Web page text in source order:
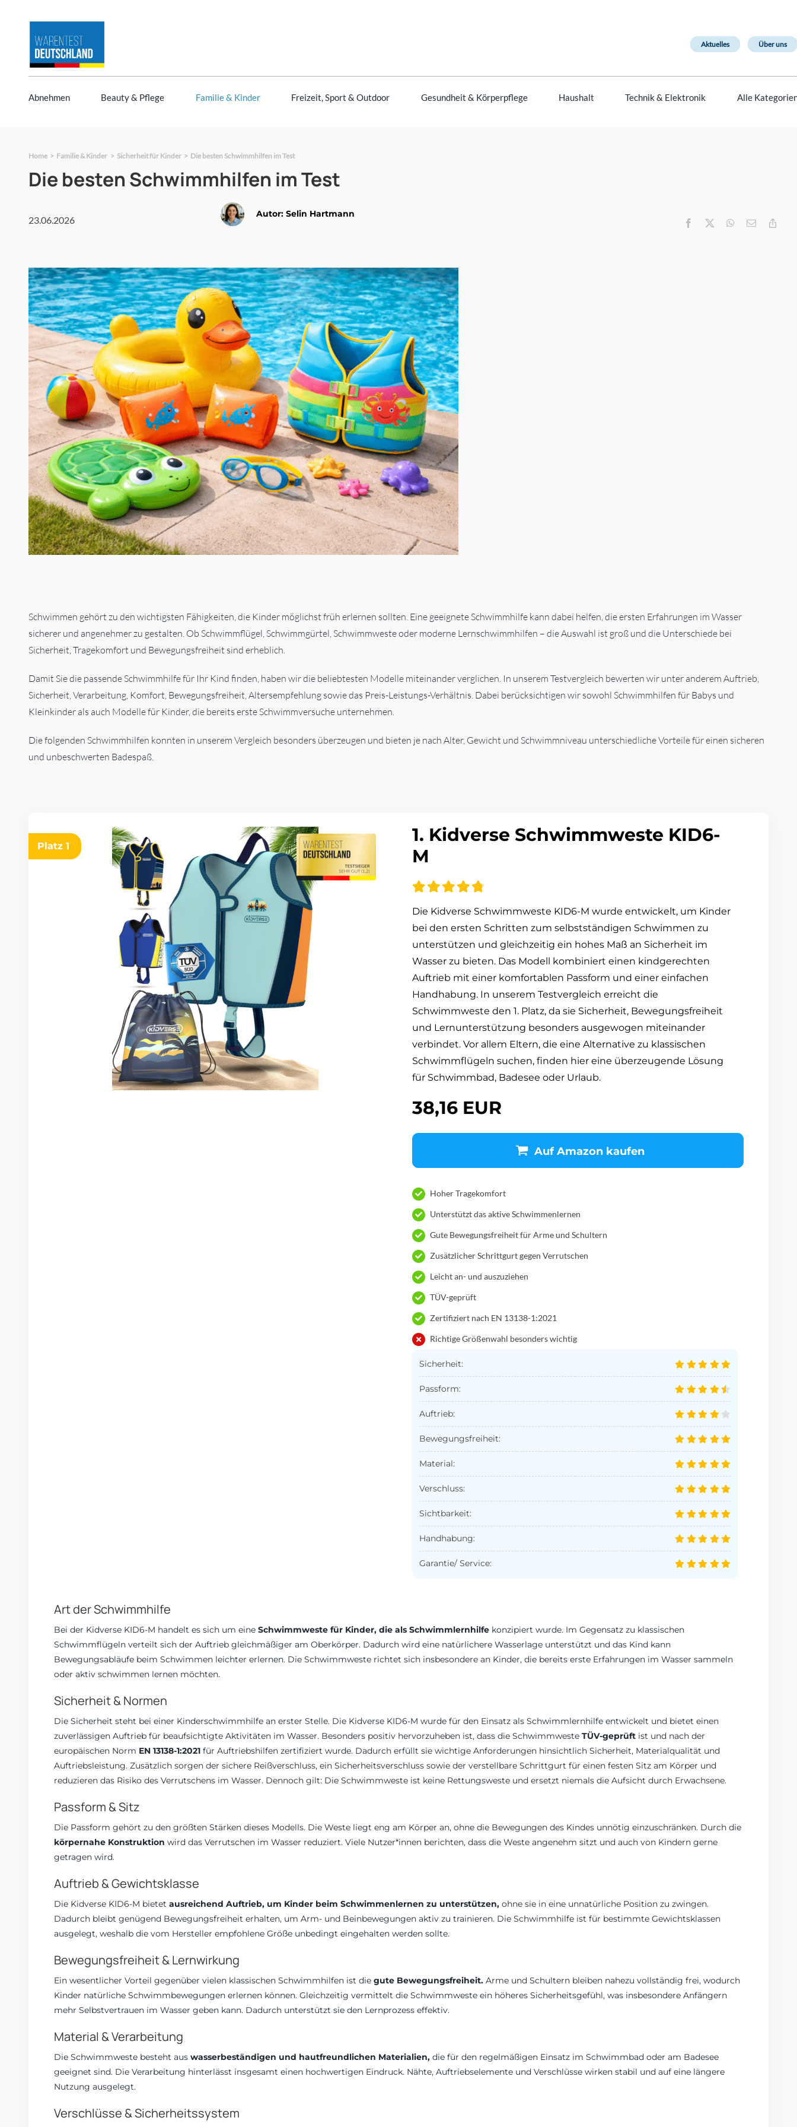
Aktuelles Über uns
Abnehmen Beauty & Pflege Familie & Kinder Freizeit, Sport & Outdoor Gesundheit & Körperpflege Haushalt Technik & Elektronik Alle
Home Familie & Kinder Sicherheit für Kinder Die besten Schwimmhilfen im Test
Die besten Schwimmhilfen im Test
23.06.2026
Autor: Selin Hartmann
Schwimmen gehört zu den wichtigsten Fähigkeiten, die Kinder möglichst früh erlernen sollten. Eine geeignete Schwimmhilfe kann dabei helfen, die ersten Erfahrungen im Wasser
sicherer und angenehmer zu gestalten. Ob Schwimmflügel, Schwimmgürtel, Schwimmweste oder moderne Lernschwimmhilfen – die Auswahl ist groß und die Unterschiede bei
Sicherheit, Tragekomfort und Bewegungsfreiheit sind erheblich.
Damit Sie die passende Schwimmhilfe für Ihr Kind finden, haben wir die beliebtesten Modelle miteinander verglichen. In unserem Testvergleich bewerten wir unter anderem Auftrieb,
Sicherheit, Verarbeitung, Komfort, Bewegungsfreiheit, Altersempfehlung sowie das Preis-Leistungs-Verhältnis. Dabei berücksichtigen wir sowohl Schwimmhilfen für Babys und
Kleinkinder als auch Modelle für Kinder, die bereits erste Schwimmversuche unternehmen.
Die folgenden Schwimmhilfen konnten in unserem Vergleich besonders überzeugen und bieten je nach Alter, Gewicht und Schwimmniveau unterschiedliche Vorteile für einen sicheren
und unbeschwerten Badespaß.
Platz 1
1. Kidverse Schwimmweste KID6-
M
Die Kidverse Schwimmweste KID6-M wurde entwickelt, um Kinder
bei den ersten Schritten zum selbstständigen Schwimmen zu
unterstützen und gleichzeitig ein hohes Maß an Sicherheit im
Wasser zu bieten. Das Modell kombiniert einen kindgerechten
Auftrieb mit einer komfortablen Passform und einer einfachen
Handhabung. In unserem Testvergleich erreicht die
Schwimmweste den 1. Platz, da sie Sicherheit, Bewegungsfreiheit
und Lernunterstützung besonders ausgewogen miteinander
verbindet. Vor allem Eltern, die eine Alternative zu klassischen
Schwimmflügeln suchen, finden hier eine überzeugende Lösung
für Schwimmbad, Badesee oder Urlaub.
38,16 EUR
Auf Amazon kaufen
Hoher Tragekomfort
Unterstützt das aktive Schwimmenlernen
Gute Bewegungsfreiheit für Arme und Schultern
Zusätzlicher Schrittgurt gegen Verrutschen
Leicht an- und auszuziehen
TÜV-geprüft
Zertifiziert nach EN 13138-1:2021
Richtige Größenwahl besonders wichtig
Sicherheit:
Passform:
Auftrieb:
Bewegungsfreiheit:
Material:
Verschluss:
Sichtbarkeit:
Handhabung:
Garantie/ Service:
Art der Schwimmhilfe
Bei der Kidverse KID6-M handelt es sich um eineSchwimmweste für Kinder, die als Schwimmlernhilfe konzipiert wurde. Im Gegensatz zu klassischen
Schwimmflügeln verteilt sich der Auftrieb gleichmäßiger am Oberkörper. Dadurch wird eine natürlichere Wasserlage unterstützt und das Kind kann
Bewegungsabläufe beim Schwimmen leichter erlernen. Die Schwimmweste richtet sich insbesondere an Kinder, die bereits erste Erfahrungen im Wasser sammeln
oder aktiv schwimmen lernen möchten.
Sicherheit & Normen
Die Sicherheit steht bei einer Kinderschwimmhilfe an erster Stelle. Die Kidverse KID6-M wurde für den Einsatz als Schwimmlernhilfe entwickelt und bietet einen
zuverlässigen Auftrieb für beaufsichtigte Aktivitäten im Wasser. Besonders positiv hervorzuheben ist, dass die SchwimmwesteTÜV-geprüft ist und nach der
europäischen Norm EN 13138-1:2021 für Auftriebshilfen zertifiziert wurde. Dadurch erfüllt sie wichtige Anforderungen hinsichtlich Sicherheit, Materialqualität und
Auftriebsleistung. Zusätzlich sorgen der sichere Reißverschluss, ein Sicherheitsverschluss sowie der verstellbare Schrittgurt für einen festen Sitz am Körper und
reduzieren das Risiko des Verrutschens im Wasser. Dennoch gilt: Die Schwimmweste ist keine Rettungsweste und ersetzt niemals die Aufsicht durch Erwachsene.
Passform & Sitz
Die Passform gehört zu den größten Stärken dieses Modells. Die Weste liegt eng am Körper an, ohne die Bewegungen des Kindes unnötig einzuschränken. Durch die
körpernahe Konstruktion wird das Verrutschen im Wasser reduziert. Viele Nutzer*innen berichten, dass die Weste angenehm sitzt und auch von Kindern gerne
getragen wird.
Auftrieb & Gewichtsklasse
Die Kidverse KID6-M bietetausreichend Auftrieb, um Kinder beim Schwimmenlernen zu unterstützen, ohne sie in eine unnatürliche Position zu zwingen.
Dadurch bleibt genügend Bewegungsfreiheit erhalten, um Arm- und Beinbewegungen aktiv zu trainieren. Die Schwimmhilfe ist für bestimmte Gewichtsklassen
ausgelegt, weshalb die vom Hersteller empfohlene Größe unbedingt eingehalten werden sollte.
Bewegungsfreiheit & Lernwirkung
Ein wesentlicher Vorteil gegenüber vielen klassischen Schwimmhilfen ist diegute Bewegungsfreiheit. Arme und Schultern bleiben nahezu vollständig frei, wodurch
Kinder natürliche Schwimmbewegungen erlernen können. Gleichzeitig vermittelt die Schwimmweste ein höheres Sicherheitsgefühl, was insbesondere Anfängern
mehr Selbstvertrauen im Wasser geben kann. Dadurch unterstützt sie den Lernprozess effektiv.
Material & Verarbeitung
Die Schwimmweste besteht auswasserbeständigen und hautfreundlichen Materialien, die für den regelmäßigen Einsatz im Schwimmbad oder am Badesee
geeignet sind. Die Verarbeitung hinterlässt insgesamt einen hochwertigen Eindruck. Nähte, Auftriebselemente und Verschlüsse wirken stabil und auf eine längere
Nutzung ausgelegt.
Verschlüsse & Sicherheitssystem